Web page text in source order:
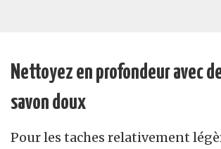
Nettoyez en profondeur avec
savon doux
Pour les taches relativement